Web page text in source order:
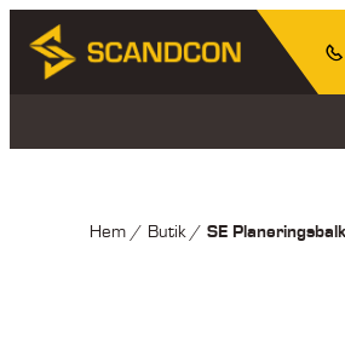
Hem / Butik/SE